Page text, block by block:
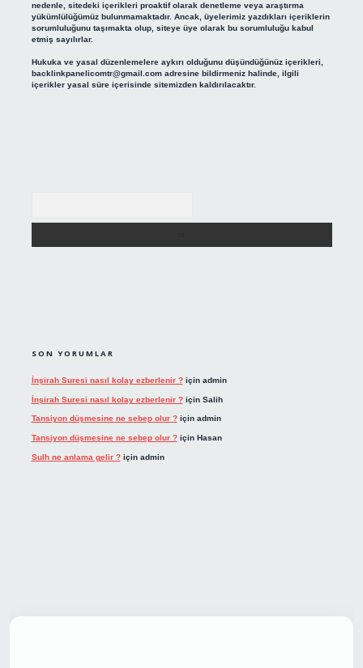
nedenle, sitedeki içerikleri proaktif olarak denetleme veya araştırma
yükümlülüğümüz bulunmamaktadır. Ancak, üyelerimiz yazdıkları içeriklerin
sorumluluğunu taşımakta olup, siteye üye olarak bu sorumluluğu kabul
etmiş sayılırlar.
Hukuka ve yasal düzenlemelere aykırı olduğunu düşündüğünüz içerikleri,
backlinkpanelicomtr@gmail.comadresine bildirmeniz halinde, ilgili
içerikler yasal süre içerisinde sitemizden kaldırılacaktır.
SON YORUMLAR
İnşirah Suresi nasıl kolay ezberlenir ?için admin
İnşirah Suresi nasıl kolay ezberlenir ?için Salih
Tansiyon düşmesine ne sebep olur ?için admin
Tansiyon düşmesine ne sebep olur ?için Hasan
Sulh ne anlama gelir ?için admin